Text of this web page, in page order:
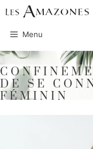
Aller
contenuMenu
DE SE
FÉMININ